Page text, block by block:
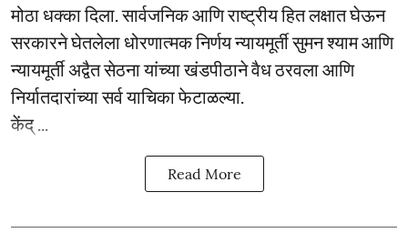
मोठा धक्का दिला. सार्वजनिक आणि राष्ट्रीय हित लक्षात घेऊन
सरकारने घेतलेला धोरणात्मक निर्णय न्यायमूर्ती सुमन श्याम आणि
न्यायमूर्ती अद्वैत सेठना यांच्या खंडपीठाने वैध ठरवला आणि
निर्यातदारांच्या सर्व याचिका फेटाळल्या.
केंद् ...
Read More